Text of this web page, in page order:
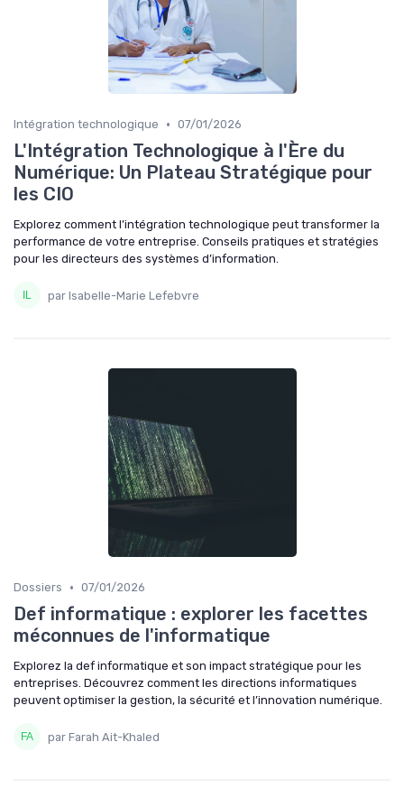
Intégration technologique • 07/01/2026
L'Intégration Technologique à l'Ère du
Numérique: Un Plateau Stratégique pour
les CIO
Explorez comment l’intégration technologique peut transformer la
performance de votre entreprise. Conseils pratiques et stratégies
pour les directeurs des systèmes d’information.
par Isabelle-Marie Lefebvre
Dossiers • 07/01/2026
Def informatique : explorer les facettes
méconnues de l'informatique
Explorez la def informatique et son impact stratégique pour les
entreprises. Découvrez comment les directions informatiques
peuvent optimiser la gestion, la sécurité et l’innovation numérique.
par Farah Ait-Khaled